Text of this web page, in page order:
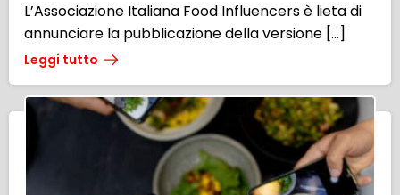
L’Associazione Italiana Food Influencers è lieta di
annunciare la pubblicazione della versione […]
Leggi tutto